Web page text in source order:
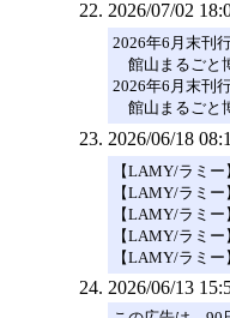
2026/07/02
2026年6月末刊
館山まるごと
2026年6月末刊
館山まるごと
2026/06/18
【LAMY/ラミ
【LAMY/ラミ
【LAMY/ラミ
【LAMY/ラミ
【LAMY/ラミー
2026/06/13